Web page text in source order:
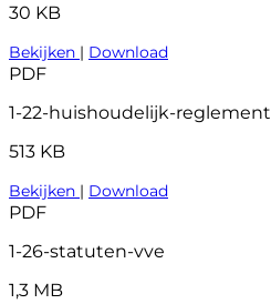
30 KB
Bekijken | Download
PDF
1-22-huishoudelijk-reglement
513 KB
Bekijken | Download
PDF
1-26-statuten-vve
1,3 MB